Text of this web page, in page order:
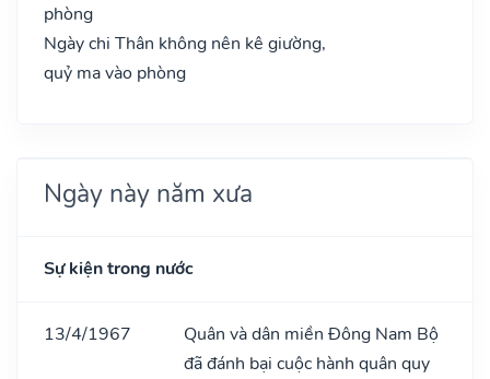
phòng
Ngày chi Thân không nên kê giường,
quỷ ma vào phòng
Ngày này năm xưa
Sự kiện trong nước
13/4/1967
Quân và dân miền Đông Nam Bộ
đã đánh bại cuộc hành quân quy